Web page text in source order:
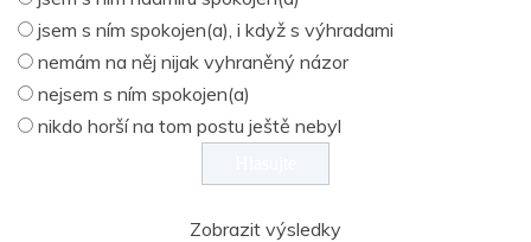
jsem s ním spokojen(a), i když s výhradami
nemám na něj nijak vyhraněný názor
nejsem s ním spokojen(a)
nikdo horší na tom postu ještě nebyl
Zobrazit výsledky